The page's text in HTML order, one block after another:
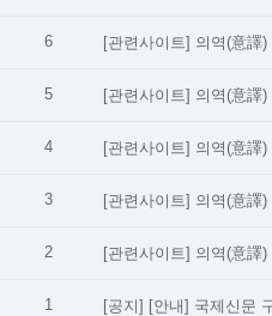
6 [관련사이트]
5 [관련사이트]
4 [관련사이트]
3 [관련사이트]
2 [관련사이트] 의역(意譯
1 [공지] [안내] 국제신문